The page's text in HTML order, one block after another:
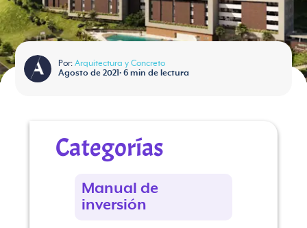
Por: Arquitectura y Concreto
Agosto de 2021• 6min de lectura
Categorías
Manual de
inversión